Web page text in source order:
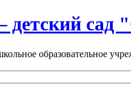
образовательное